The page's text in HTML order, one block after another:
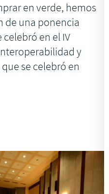
en verde, hemos
de una ponencia
en el IV
y
se celebró en